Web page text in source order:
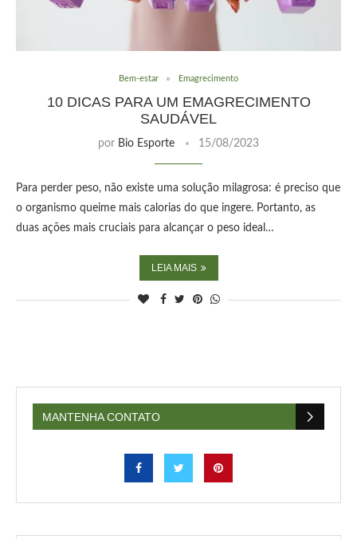
Bem-estar Emagrecimento
10 DICAS PARA UM EMAGRECIMENTO
SAUDÁVEL
por Bio Esporte 15/08/2023
Para perder peso, não existe uma solução milagrosa: é preciso que
o organismo queime mais calorias do que ingere. Portanto, as
duas ações mais cruciais para alcançar o peso ideal…
LEIA MAIS
MANTENHA CONTATO